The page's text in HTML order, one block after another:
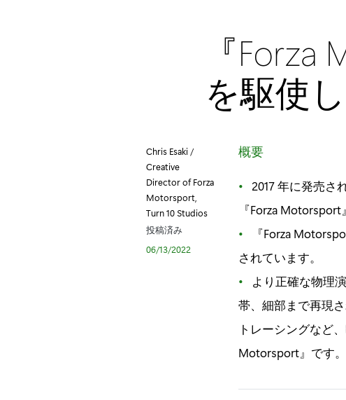
『
を駆使
Chris Esaki /
Creative
Director of Forza
Motorsport,
Turn 10 Studios
投稿済み
06/13/2022
概要
2017 年に発売さ
『Forza
『Forza
されています。
より正確な物理
帯、細部まで再現
トレーシングなど
Motorsport』です。